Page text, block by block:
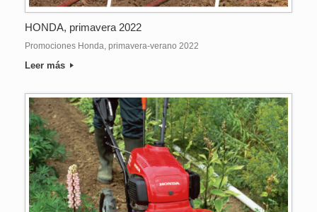
HONDA, primavera 2022
Promociones Honda, primavera-verano 2022
Leer más